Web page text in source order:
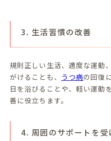
3. 生活習慣の改善
規則正しい生活、適度な運動
がけることも、 うつ病の回復
日を浴びることや、軽い運動
善に役立ちます。
4. 周囲のサポートを受